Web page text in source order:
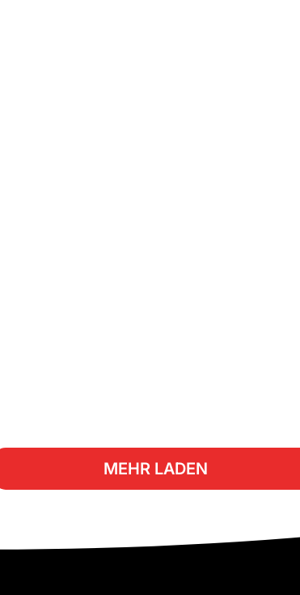
MEHR LADEN